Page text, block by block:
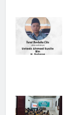
7
8